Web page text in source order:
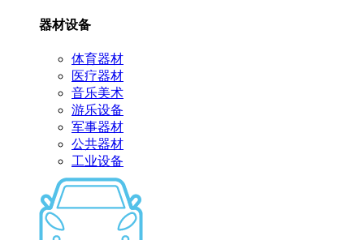
器材设备
体育器材
医疗器材
音乐美术
游乐设备
军事器材
公共器材
工业设备